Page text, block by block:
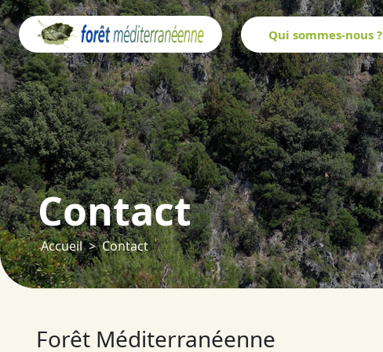
Qui sommes-nous ?
Contact
Accueil Contact
Forêt Méditerranéenne
Panneau de gestion des cookies